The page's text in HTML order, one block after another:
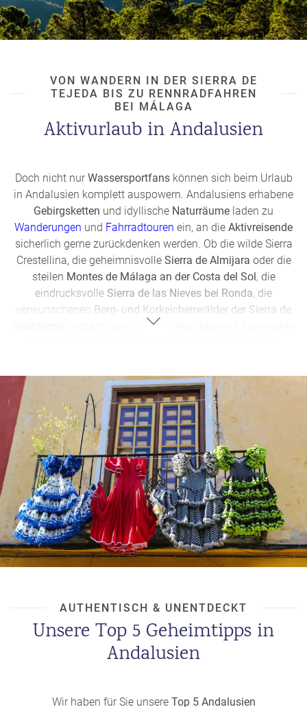
VON WANDERN IN DER SIERRA DE
TEJEDA BIS ZU RENNRADFAHREN
BEI MÁLAGA
Aktivurlaub in Andalusien
Doch nicht nur Wassersportfans können sich beim Urlaub
in Andalusien komplett auspowern. Andalusiens erhabene
Gebirgsketten und idyllische Naturräume laden zu
Wanderungen und Fahrradtouren ein, an die Aktivreisende
sicherlich gerne zurückdenken werden. Ob die wilde Sierra
Crestellina, die geheimnisvolle Sierra de Almijara oder die
steilen Montes de Málaga an der Costa del Sol, die
eindrucksvolle Sierra de las Nieves bei Ronda, die
verwunschenen Berg- und Korkeichenwälder der Sierra de
mitsamt dem größten Waldbestand Spanischer
artenreichen Feuchtbiotope desNationalparks Coto de
Doñana an der Costa de la Luz, Wander- und Naturfreunde
werden Andalusien lieben!
Auch Radsportler*innen hat Andalusien vielfältige Strecken
zu bieten, sei es eine entspannteKüstentourentlang der
Buchten Cala El FrailecilloundCala de Rochean der Costa
de la Luz, ein Rennrad-Ausflug zu den dicht mit Aleppo-
Kiefern bewachsenen Montes de Málaga oder die
anspruchsvolleMountainbike-RundtourTransAndalus.
Golfreisendeaufgepasst: dieCosta del Solist dank ihrer
rund 70 großartigen Golfplätze wie dem Club de Golf Río
Real bei Marbella auch als Costa del Golf bekannt.
AUTHENTISCH & UNENTDECKT
Unsere Top 5 Geheimtipps in
Andalusien
Wir haben für Sie unsere Top 5 Andalusien